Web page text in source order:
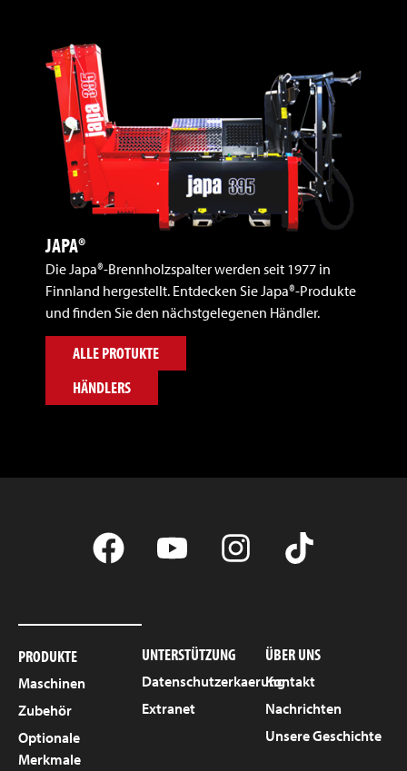
JAPA®
Die Japa®-Brennholzspalter werden seit 1977 in
Finnland hergestellt. Entdecken Sie Japa®-Produkte
und finden Sie den nächstgelegenen Händler.
ALLE PROTUKTE
HÄNDLERS
PRODUKTE
Maschinen
Zubehör
Optionale
Merkmale
UNTERSTÜTZUNG
Datenschutzerkaerung
Extranet
ÜBER UNS
Kontakt
Nachrichten
Unsere Geschichte